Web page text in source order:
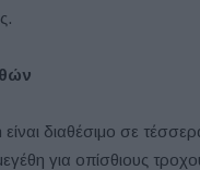
διαθέσιμο σε
για οπίσθιους